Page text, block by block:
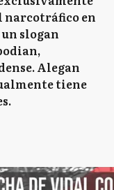
narcotráfico en
slogan
Alegan
tiene